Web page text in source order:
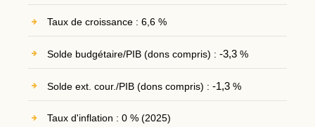
Taux de croissance : 6,6 %
Solde budgétaire/PIB (dons compris) : -3,3%
Solde ext. cour./PIB (dons compris) : -1,3%
Taux d'inflation : 0 % (2025)